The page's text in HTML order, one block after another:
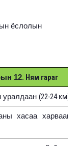
ёслолын
12. Ням
уралдаан(22-24км)
хасаа харвааны